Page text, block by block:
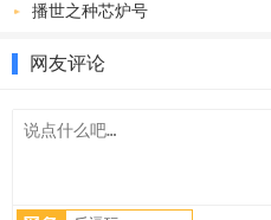
播世之种芯炉号
网友评论